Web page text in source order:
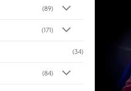
(89)
(171)
(34)
(84)